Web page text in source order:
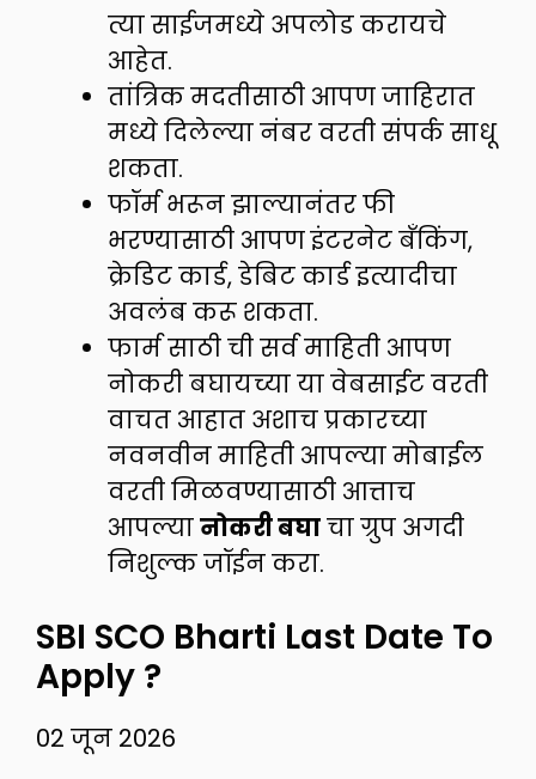
त्या साईजमध्ये अपलोड करायचे
आहेत.
तांत्रिक मदतीसाठी आपण जाहिरात
मध्ये दिलेल्या नंबर वरती संपर्क साधू
शकता.
फॉर्म भरून झाल्यानंतर फी
भरण्यासाठी आपण इंटरनेट बँकिंग,
क्रेडिट कार्ड, डेबिट कार्ड इत्यादीचा
अवलंब करू शकता.
फार्म साठी ची सर्व माहिती आपण
नोकरी बघायच्या या वेबसाईट वरती
वाचत आहात अशाच प्रकारच्या
नवनवीन माहिती आपल्या मोबाईल
वरती मिळवण्यासाठी आत्ताच
आपल्यानोकरी बघाचा ग्रुप अगदी
निशुल्क जॉईन करा.
SBI SCO Bharti Last Date To
Apply ?
02 जून 2026